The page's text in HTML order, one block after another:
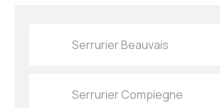
Serrurier Beauvais
Serrurier Compiegne